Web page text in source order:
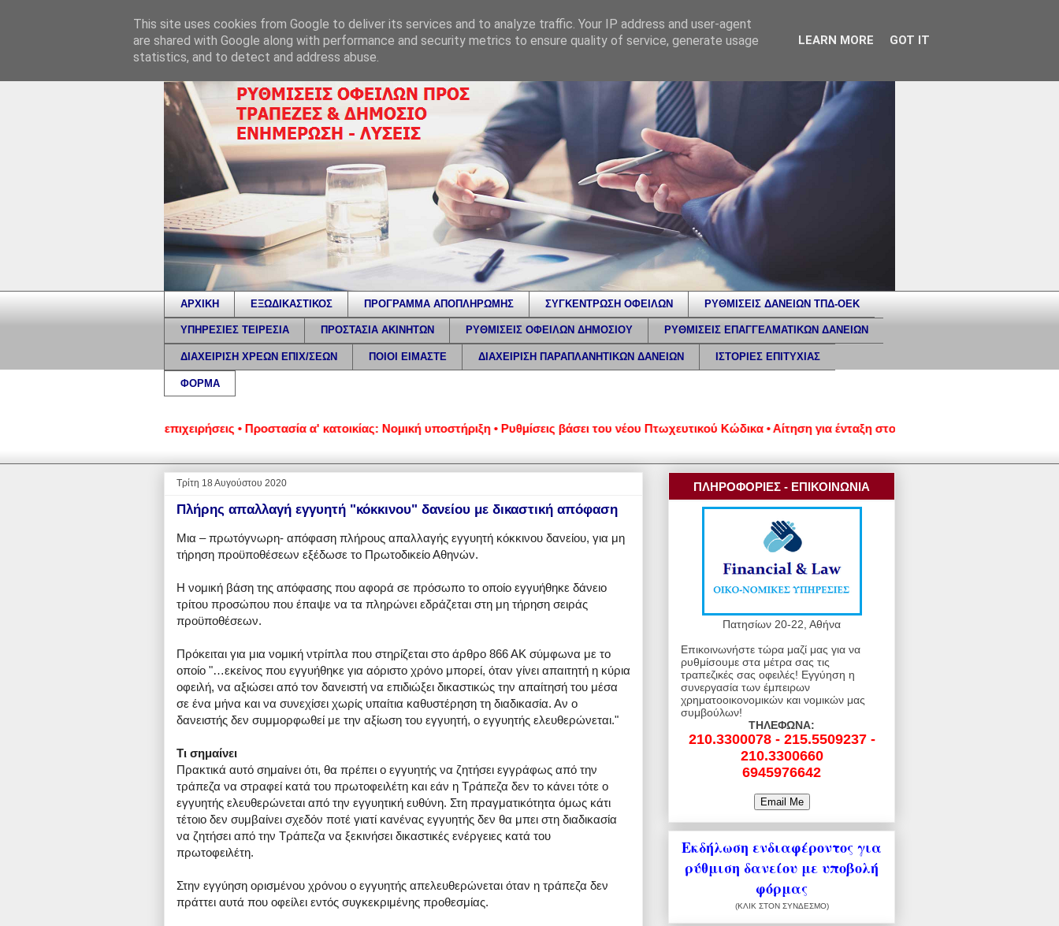
ΑΡΧΙΚΗ ΕΞΩΔΙΚΑΣΤΙΚΟΣ ΠΡΟΓΡΑΜΜΑ ΑΠΟΠΛΗΡΩΜΗΣ ΣΥΓΚΕΝΤΡΩΣΗ ΟΦΕΙΛΩΝ ΡΥΘΜΙΣΕΙΣ ΔΑΝΕΙΩΝ ΤΠΔ-ΟΕΚ
ΥΠΗΡΕΣΙΕΣ ΤΕΙΡΕΣΙΑ ΠΡΟΣΤΑΣΙΑ ΑΚΙΝΗΤΩΝ ΡΥΘΜΙΣΕΙΣ ΟΦΕΙΛΩΝ ΔΗΜΟΣΙΟΥ ΡΥΘΜΙΣΕΙΣ ΕΠΑΓΓΕΛΜΑΤΙΚΩΝ ΔΑΝΕΙΩΝ
ΔΙΑΧΕΙΡΙΣΗ ΧΡΕΩΝ ΕΠΙΧ/ΣΕΩΝ ΠΟΙΟΙ ΕΙΜΑΣΤΕ ΔΙΑΧΕΙΡΙΣΗ ΠΑΡΑΠΛΑΝΗΤΙΚΩΝ ΔΑΝΕΙΩΝ ΙΣΤΟΡΙΕΣ ΕΠΙΤΥΧΙΑΣ
ΦΟΡΜΑ
νοικοκυριά και επιχειρήσεις • Προστασία α' κατοικίας: Νομική υποστήριξη • Ρυθμίσεις βάσει του νέου Πτωχευτικού Κώδικα • Αίτηση για ένταξη στον νέο εξωδικαστικό
Τρίτη 18 Αυγούστου 2020
Πλήρης απαλλαγή εγγυητή "κόκκινου" δανείου με δικαστική απόφαση
Μια – πρωτόγνωρη- απόφαση πλήρους απαλλαγής εγγυητή κόκκινου δανείου, για μη
τήρηση προϋποθέσεων εξέδωσε το Πρωτοδικείο Αθηνών.
Η νομική βάση της απόφασης που αφορά σε πρόσωπο το οποίο εγγυήθηκε δάνειο
τρίτου προσώπου που έπαψε να τα πληρώνει εδράζεται στη μη τήρηση σειράς
προϋποθέσεων.
Πρόκειται για μια νομική ντρίπλα που στηρίζεται στο άρθρο 866 ΑΚ σύμφωνα με το
οποίο "…εκείνος που εγγυήθηκε για αόριστο χρόνο μπορεί, όταν γίνει απαιτητή η κύρια
οφειλή, να αξιώσει από τον δανειστή να επιδιώξει δικαστικώς την απαίτησή του μέσα
σε ένα μήνα και να συνεχίσει χωρίς υπαίτια καθυστέρηση τη διαδικασία. Αν ο
δανειστής δεν συμμορφωθεί με την αξίωση του εγγυητή, ο εγγυητής ελευθερώνεται."
Τι σημαίνει
Πρακτικά αυτό σημαίνει ότι, θα πρέπει ο εγγυητής να ζητήσει εγγράφως από την
τράπεζα να στραφεί κατά του πρωτοφειλέτη και εάν η Τράπεζα δεν το κάνει τότε ο
εγγυητής ελευθερώνεται από την εγγυητική ευθύνη. Στη πραγματικότητα όμως κάτι
τέτοιο δεν συμβαίνει σχεδόν ποτέ γιατί κανένας εγγυητής δεν θα μπει στη διαδικασία
να ζητήσει από την Τράπεζα να ξεκινήσει δικαστικές ενέργειες κατά του
πρωτοφειλέτη.
Στην εγγύηση ορισμένου χρόνου ο εγγυητής απελευθερώνεται όταν η τράπεζα δεν
πράττει αυτά που οφείλει εντός συγκεκριμένης προθεσμίας.
ΠΛΗΡΟΦΟΡΙΕΣ - ΕΠΙΚΟΙΝΩΝΙΑ
Πατησίων 20-22, Αθήνα
Επικοινωνήστε τώρα μαζί μας για να
ρυθμίσουμε στα μέτρα σας τις
τραπεζικές σας οφειλές! Εγγύηση η
συνεργασία των έμπειρων
χρηματοοικονομικών και νομικών μας
συμβούλων!
ΤΗΛΕΦΩΝΑ:
210.3300078 - 215.5509237 -
210.3300660
6945976642
Εκδήλωση ενδιαφέροντος για
ρύθμιση δανείου με υποβολή
φόρμας
(ΚΛΙΚ ΣΤΟΝ ΣΥΝΔΕΣΜΟ)
This site uses cookies from Google to deliver its services and to analyze traffic. Your IP address and user-agent
are shared with Google along with performance and security metrics to ensure quality of service, generate usage
statistics, and to detect and address abuse.
LEARN MORE GOT IT